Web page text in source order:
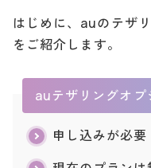
はじめに、auのテザ
をご紹介します。
auテザリングオ
申し込みが必要